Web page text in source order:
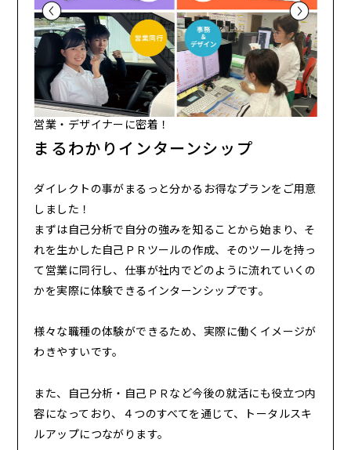
営業・デザイナーに密着！
まるわかりインターンシップ
ダイレクトの事がまるっと分かるお得なプランをご用意
しました！
まずは自己分析で自分の強みを知ることから始まり、そ
れを生かした自己ＰＲツールの作成、そのツールを持っ
て営業に同行し、仕事が社内でどのように流れていくの
かを実際に体験できるインターンシップです。
様々な職種の体験ができるため、実際に働くイメージが
わきやすいです。
また、自己分析・自己ＰＲなど今後の就活にも役立つ内
容になっており、４つのすべてを通じて、トータルスキ
ルアップにつながります。